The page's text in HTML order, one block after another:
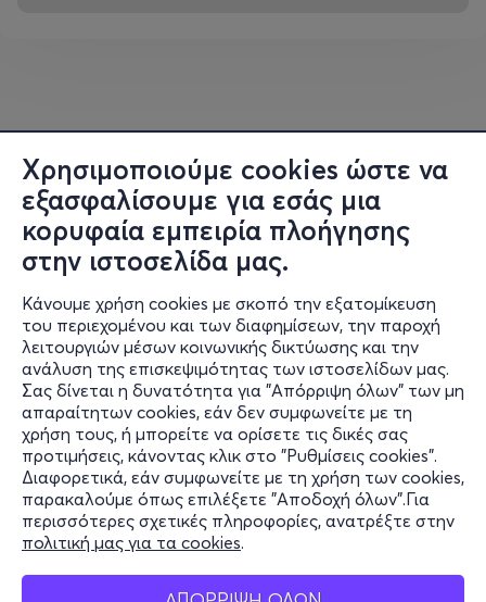
Χρησιμοποιούμε cookies ώστε να
εξασφαλίσουμε για εσάς μια
κορυφαία εμπειρία πλοήγησης
στην ιστοσελίδα μας.
Κάνουμε χρήση cookies με σκοπό την εξατομίκευση
του περιεχομένου και των διαφημίσεων, την παροχή
λειτουργιών μέσων κοινωνικής δικτύωσης και την
ανάλυση της επισκεψιμότητας των ιστοσελίδων μας.
Σας δίνεται η δυνατότητα για "Απόρριψη όλων" των μη
απαραίτητων cookies, εάν δεν συμφωνείτε με τη
χρήση τους, ή μπορείτε να ορίσετε τις δικές σας
προτιμήσεις, κάνοντας κλικ στο "Ρυθμίσεις cookies".
Διαφορετικά, εάν συμφωνείτε με τη χρήση των cookies,
παρακαλούμε όπως επιλέξετε "Αποδοχή όλων".Για
περισσότερες σχετικές πληροφορίες, ανατρέξτε στην
πολιτική μας για τα cookies.
Πληροφορίες
Υποστήριξη
Stay Connected
Mobile app